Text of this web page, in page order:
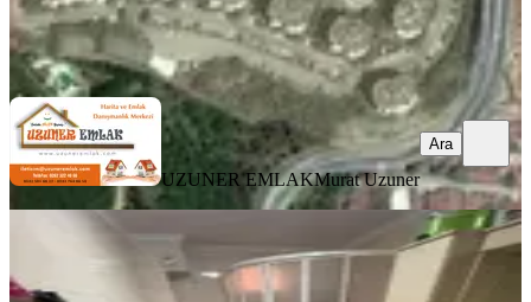
UZUNER EMLAKMurat Uzuner
Ara
UZUNER EMLAKMurat Uzuner
Ara
İzmit, Cedit Mahallesi